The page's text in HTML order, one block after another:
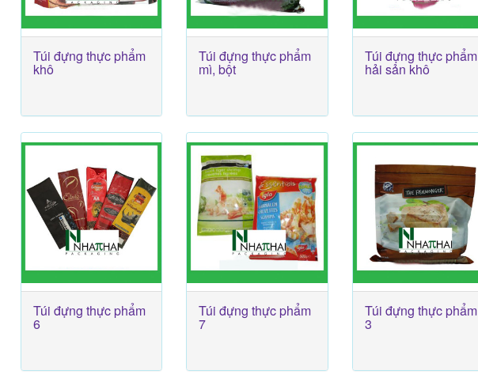
Túi đựng thực phẩm
khô
Túi đựng thực phẩm
mì, bột
Túi đựng thực phẩm
hải sản khô
Túi đựng thực phẩm
6
Túi đựng thực phẩm
7
Túi đựng thực phẩm
3